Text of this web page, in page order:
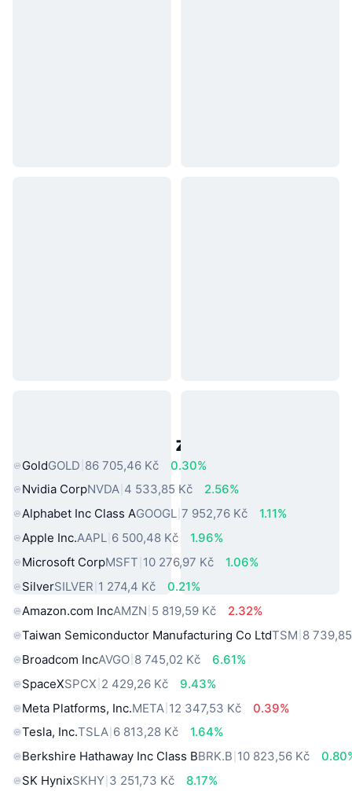
Populární aktiva z reálného světa
GoldGOLD 86 705,46 Kč
0.30%
Nvidia CorpNVDA 4 533,85 Kč
2.56%
Alphabet Inc Class AGOOGL 7 952,76 Kč
1.11%
Apple Inc.AAPL 6 500,48 Kč
1.96%
Microsoft CorpMSFT 10 276,97 Kč
1.06%
SilverSILVER 1 274,4 Kč
0.21%
Amazon.com IncAMZN 5 819,59 Kč
2.32%
Taiwan Semiconductor Manufacturing Co LtdTSM 8
Broadcom IncAVGO 8 745,02 Kč
6.61%
SpaceXSPCX 2 429,26 Kč
9.43%
Meta Platforms, Inc.META 12 347,53 Kč
0.39%
Tesla, Inc.TSLA 6 813,28 Kč
1.64%
Berkshire Hathaway Inc Class BBRK.B 10 823,56 Kč
SK HynixSKHY 3 251,73 Kč
8.17%